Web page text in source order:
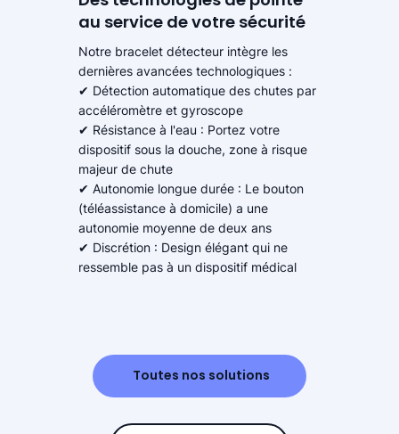
au service de votre sécurité
Notre bracelet détecteur intègre les
dernières avancées technologiques :
✔ Détection automatique des chutes par
accéléromètre et gyroscope
✔ Résistance à l'eau : Portez votre
dispositif sous la douche, zone à risque
majeur de chute
✔ Autonomie longue durée : Le bouton
(téléassistance à domicile) a une
autonomie moyenne de deux ans
✔ Discrétion : Design élégant qui ne
ressemble pas à un dispositif médical
Toutes nos solutions